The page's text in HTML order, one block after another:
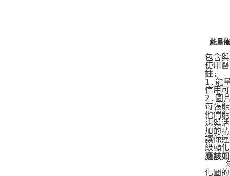
能量
包含
使用
註:
1.能
信用
2.圖
每張
他們
速與
加的
讓你
級顯
應該
化圖